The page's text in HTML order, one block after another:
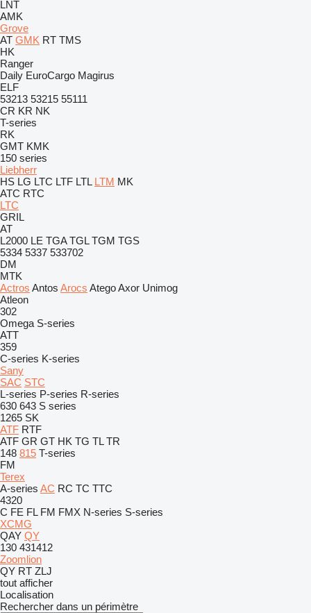
LNT
AMK
Grove
AT GMK RT TMS
HK
Ranger
Daily EuroCargo Magirus
ELF
53213 53215 55111
CR KR NK
T-series
RK
GMT KMK
150 series
Liebherr
HS LG LTC LTF LTL LTM MK
ATC RTC
LTC
GRIL
AT
L2000 LE TGA TGL TGM TGS
5334 5337 533702
DM
MTK
Actros Antos Arocs AtegoAxor Unimog
Atleon
302
Omega S-series
ATT
359
C-series K-series
Sany
SAC STC
L-series P-series R-series
630 643 S series
1265 SK
ATF RTF
ATF GR GT HK TG TL TR
148 815 T-series
FM
Terex
A-series AC RC TC TTC
4320
C FE FL FM FMX N-series S-series
XCMG
QAY QY
130 431412
Zoomlion
QY RT ZLJ
tout afficher
Localisation
Rechercher dans un périmètre